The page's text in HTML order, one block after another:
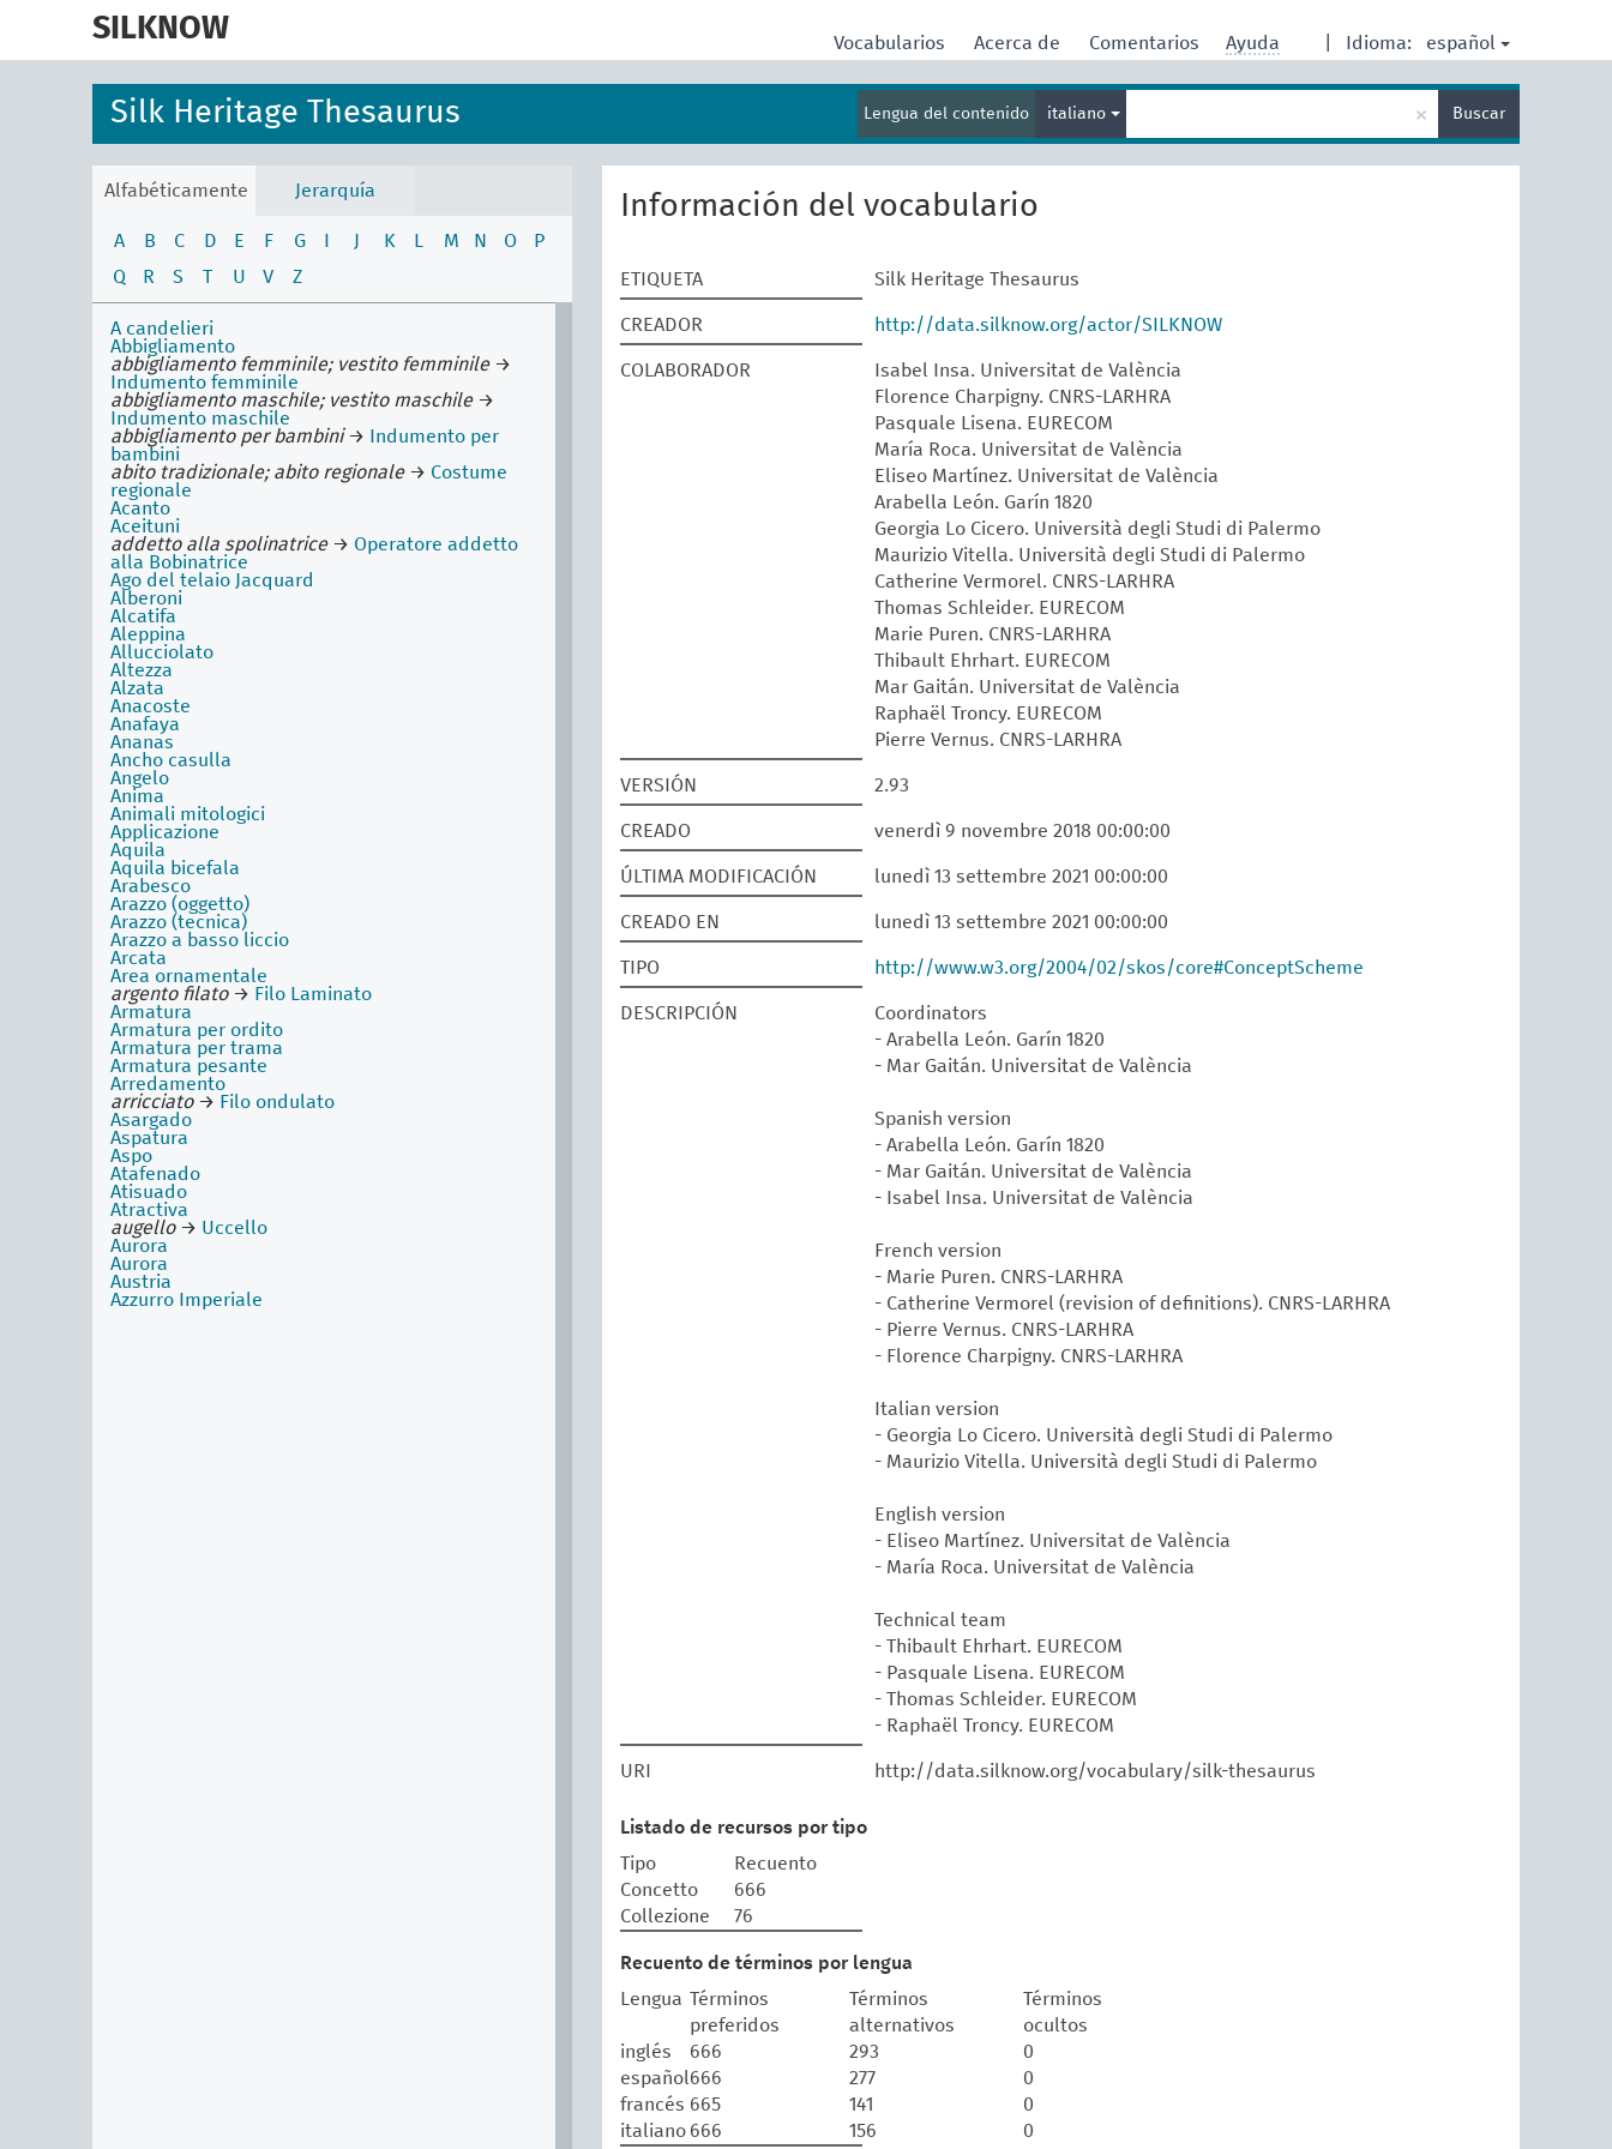
SILKNOW Idioma: español
Vocabularios Acerca de Comentarios Ayuda
Silk Heritage Thesaurus Lengua del contenido italiano
term
× Buscar
Alfabéticamente Jerarquía
A B C D E F G K M N O
P
Q
R S T U V Z
A candelieri
Abbigliamento
abbigliamento femminile; vestito femminile→
Indumento femminile
abbigliamento maschile; vestito maschile→
Indumento maschile
abbigliamento per bambini→
Indumento per
bambini
abito tradizionale; abito regionale→ Costume
regionale
Acanto
Aceituni
addetto alla spolinatrice→ Operatore addetto
alla Bobinatrice
Ago del telaio Jacquard
Alberoni
Alcatifa
Aleppina
Allucciolato
Altezza
Alzata
Anacoste
Anafaya
Ananas
Ancho casulla
Angelo
Anima
Animali mitologici
Applicazione
Aquila
Aquila bicefala
Arabesco
Arazzo (oggetto)
Arazzo (tecnica)
Arazzo a basso liccio
Arcata
Area ornamentale
argento filato→ Filo Laminato
Armatura
Armatura per ordito
Armatura per trama
Armatura pesante
Arredamento
arricciato→ Filo ondulato
Asargado
Aspatura
Aspo
Atafenado
Atisuado
Atractiva
augello→ Uccello
Aurora
Aurora
Austria
Azzurro Imperiale
Información del vocabulario
ETIQUETA Silk Heritage Thesaurus
CREADOR http://data.silknow.org/actor/SILKNOW
COLABORADOR
Isabel Insa. Universitat de València
Florence Charpigny. CNRS-LARHRA
Pasquale Lisena. EURECOM
María Roca. Universitat de València
Eliseo Martínez. Universitat de València
Arabella León. Garín 1820
Georgia Lo Cicero. Università degli Studi di Palermo
Maurizio Vitella. Università degli Studi di Palermo
Catherine Vermorel. CNRS-LARHRA
Thomas Schleider. EURECOM
Marie Puren. CNRS-LARHRA
Thibault Ehrhart. EURECOM
Mar Gaitán. Universitat de València
Raphaël Troncy. EURECOM
Pierre Vernus. CNRS-LARHRA
VERSIÓN 2.93
CREADO venerdì 9 novembre 2018 00:00:00
ÚLTIMA MODIFICACIÓN lunedì 13 settembre 2021 00:00:00
CREADO EN lunedì 13 settembre 2021 00:00:00
TIPO http://www.w3.org/2004/02/skos/core#ConceptScheme
DESCRIPCIÓN
Coordinators
- Arabella León. Garín 1820
- Mar Gaitán. Universitat de València
Spanish version
- Arabella León. Garín 1820
- Mar Gaitán. Universitat de València
- Isabel Insa. Universitat de València
French version
- Marie Puren. CNRS-LARHRA
- Catherine Vermorel (revision of definitions). CNRS-LARHRA
- Pierre Vernus. CNRS-LARHRA
- Florence Charpigny. CNRS-LARHRA
Italian version
- Georgia Lo Cicero. Università degli Studi di Palermo
- Maurizio Vitella. Università degli Studi di Palermo
English version
- Eliseo Martínez. Universitat de València
- María Roca. Universitat de València
Technical team
- Thibault Ehrhart. EURECOM
- Pasquale Lisena. EURECOM
- Thomas Schleider. EURECOM
- Raphaël Troncy. EURECOM
URI http://data.silknow.org/vocabulary/silk-thesaurus
Listado de recursos por tipo
Tipo
Recuento
Concetto
666
Collezione
76
Recuento de términos por lengua
Lengua Términos
preferidos
Términos
alternativos
Términos
ocultos
inglés
666 293
0
español 666 277
0
francés 665 141
0
italiano 666 156 0